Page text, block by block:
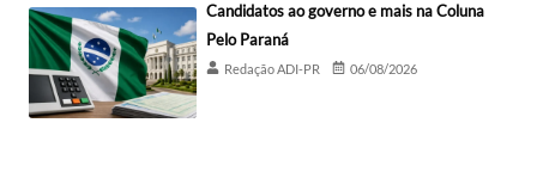
Candidatos ao governo e mais na Coluna
Pelo Paraná
Redação ADI-PR 06/08/2026